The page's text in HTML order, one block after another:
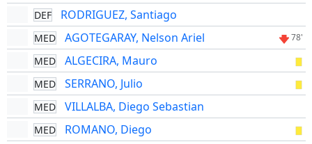
DEF RODRIGUEZ, Santiago
MED AGOTEGARAY, Nelson Ariel 78'
MED ALGECIRA, Mauro
MED SERRANO, Julio
MED VILLALBA, Diego Sebastian
MED ROMANO, Diego